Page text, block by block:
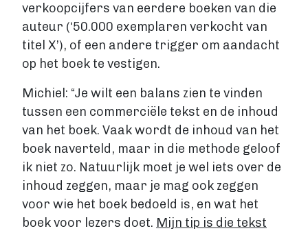
verkoopcijfers van eerdere boeken van die
auteur (‘50.000 exemplaren verkocht van
titel X’), of een andere trigger om aandacht
op het boek te vestigen.
Michiel: “Je wilt een balans zien te vinden
tussen een commerciële tekst en de inhoud
van het boek. Vaak wordt de inhoud van het
boek naverteld, maar in die methode geloof
ik niet zo. Natuurlijk moet je wel iets over de
inhoud zeggen, maar je mag ook zeggen
voor wie het boek bedoeld is, en wat het
boek voor lezers doet. Mijn tip is die tekst